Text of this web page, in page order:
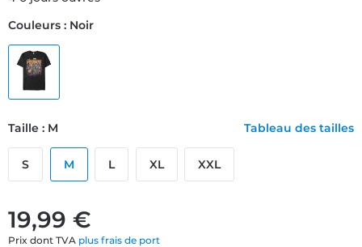
19,99 €
Prix dont TVA plus frais de port
Couleurs : Noir
Taille : M Tableau des tailles
S M L XL XXL